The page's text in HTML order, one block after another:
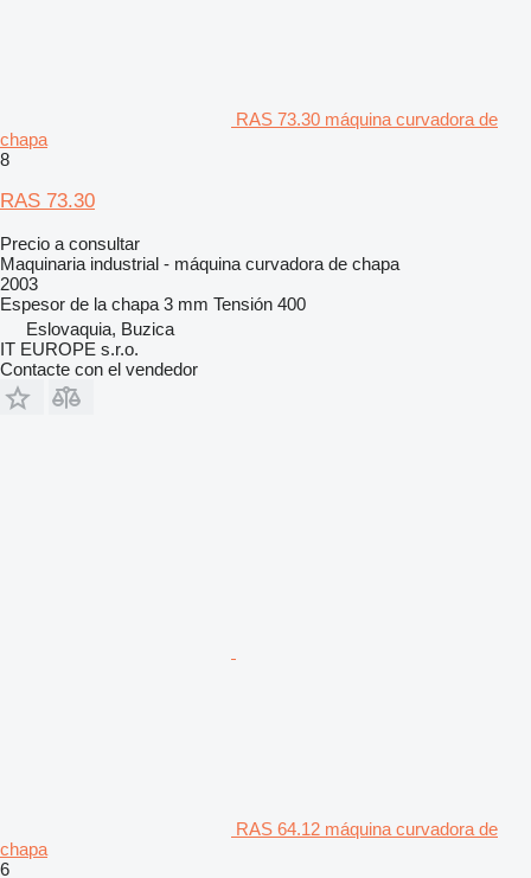
RAS 73.30 máquina curvadora de
chapa
8
RAS 73.30
Precio a consultar
Maquinaria industrial - máquina curvadora de chapa
2003
Espesor de la chapa 3 mm Tensión 400
Eslovaquia, Buzica
IT EUROPE s.r.o.
Contacte con el vendedor
RAS 64.12 máquina curvadora de
chapa
6